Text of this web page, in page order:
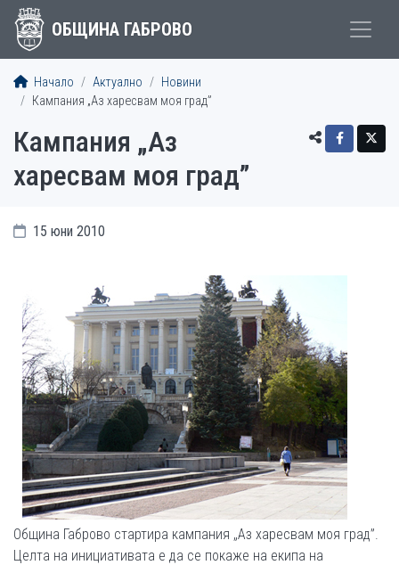
ОБЩИНА ГАБРОВО
Начало Актуално
Новини
Кампания „Аз харесвам моя град”
Кампания „Аз
харесвам моя град”
15 юни 2010
Община Габрово стартира кампания „Аз харесвам моя град”.
Целта на инициативата е да се покаже на екипа на